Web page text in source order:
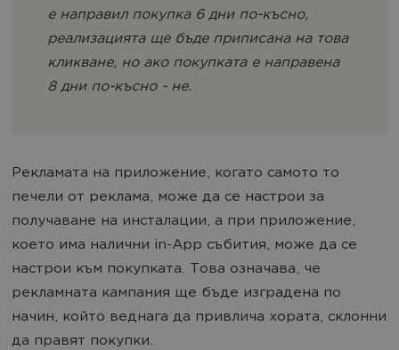
е направил покупка 6 дни по-късно,
реализацията ще бъде приписана на това
кликване, но ако покупката е направена
8 дни по-късно - не.
Рекламата на приложение, когато самото то
печели от реклама, може да се настрои за
получаване на инсталации, а при приложение,
което има налични in-App събития, може да се
настрои към покупката. Това означава, че
рекламната кампания ще бъде изградена по
начин, който веднага да привлича хората, склонни
да правят покупки.